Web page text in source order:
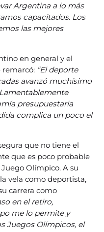
Argentina a lo más
capacitados. Los
las mejores
en general y el
remarcó: “El deporte
avanzó muchísimo
presupuestaria
complica un poco el
que no tiene el
que es poco probable
Olímpico. A su
vela como deportista,
carrera como
en el retiro,
me lo permite y
Juegos Olímpicos, el